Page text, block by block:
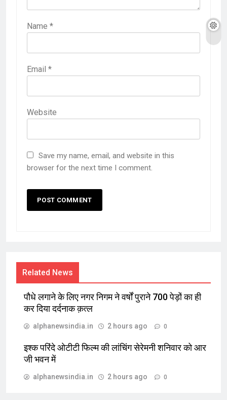
Name *
Email *
Website
Save my name, email, and website in this
browser for the next time I comment.
Related News
पौधे लगाने के लिए नगर निगम ने वर्षों पुराने 700 पेड़ों का ही
कर दिया दर्दनाक क़त्ल
alphanewsindia.in 2 hours ago 0
इश्क परिंदे ओटीटी फिल्म की लांचिंग सेरेमनी शनिवार को आर
जी भवन में
alphanewsindia.in 2 hours ago 0